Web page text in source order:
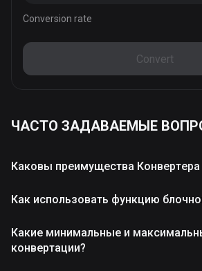
Conversion rate
Convert
ЧАСТО ЗАДАВАЕМЫЕ
Каковы преимущества Конвертера
Как использовать функцию
Какие минимальные и
конвертации?